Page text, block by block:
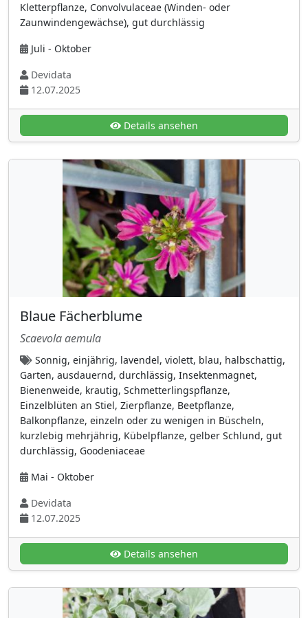
violett (115)
violettblau (49)
weiß(414)
weiße Blüten mit dunkleren Adern
Blütenstand
ährenartige Scheinähre(2)
Ährenförmiger Sporophyllstand
aufrechte Traube(50)
Blütenkranz(1)
Cyathien(9)
dicht stehende Schirmrispe(48)
dichte Ähre(39)
Einzelblätten an verzweigtem Stängel(8)
Einzelblüte an Stängel(34)
Einzelblüten an Stiel(55)
Einzelblüten auf sehr kurzen Stielen(6)
einzelne Blüte umgeben von
Hochblattkranz
einzelne endständige Blüte auf langem Stiel
(3)
einzelnes endständiges Blütenkörbchen(11)
einzelnes Körbchen(23)
große Einzelblüte an langem Stiel (12)
Kletterpflanze, Convolvulaceae (Winden- oder
Zaunwindengewächse), gut durchlässig
Juli - Oktober
Devidata
12.07.2025
Details ansehen
Blaue Fächerblume
Scaevola aemula
Sonnig, einjährig, lavendel, violett, blau, halbschattig,
Garten, ausdauernd, durchlässig, Insektenmagnet,
Bienenweide, krautig, Schmetterlingspflanze,
Einzelblüten an Stiel, Zierpflanze, Beetpflanze,
Balkonpflanze, einzeln oder zu wenigen in Büscheln,
kurzlebig mehrjährig, Kübelpflanze, gelber Schlund, gut
durchlässig, Goodeniaceae
Mai - Oktober
Devidata
12.07.2025
Details ansehen